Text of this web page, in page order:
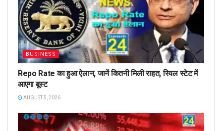
BUSINESS
Repo Rate का हुआ ऐलान, जानें कितनी मिली राहत, रियल स्टेट में
आएगा बूस्ट
AUGUST 5, 2026